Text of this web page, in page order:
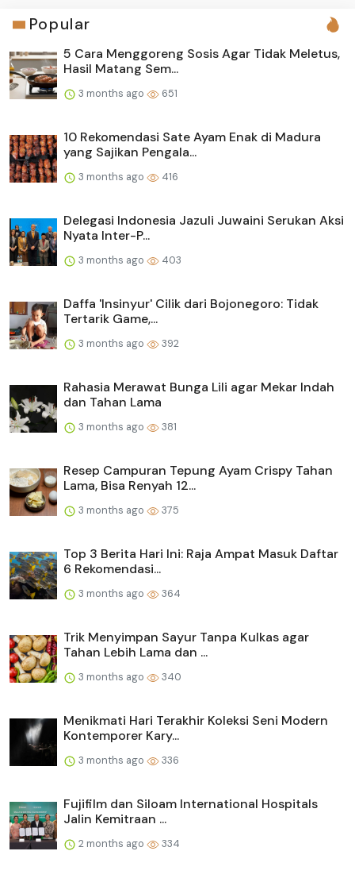
Popular
5 Cara Menggoreng Sosis Agar Tidak Meletus,
Hasil Matang Sem...
3 months ago 651
10 Rekomendasi Sate Ayam Enak di Madura
yang Sajikan Pengala...
3 months ago 416
Delegasi Indonesia Jazuli Juwaini Serukan Aksi
Nyata Inter-P...
3 months ago 403
Daffa 'Insinyur' Cilik dari Bojonegoro: Tidak
Tertarik Game,...
3 months ago 392
Rahasia Merawat Bunga Lili agar Mekar Indah
dan Tahan Lama
3 months ago 381
Resep Campuran Tepung Ayam Crispy Tahan
Lama, Bisa Renyah 12...
3 months ago 375
Top 3 Berita Hari Ini: Raja Ampat Masuk Daftar
6 Rekomendasi...
3 months ago 364
Trik Menyimpan Sayur Tanpa Kulkas agar
Tahan Lebih Lama dan ...
3 months ago 340
Menikmati Hari Terakhir Koleksi Seni Modern
Kontemporer Kary...
3 months ago 336
Fujifilm dan Siloam International Hospitals
Jalin Kemitraan ...
2 months ago 334